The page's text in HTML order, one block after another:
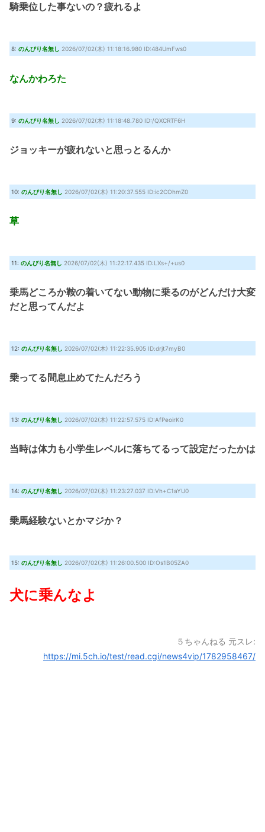
騎乗位した事ないの？疲れるよ
8: のんびり名無し 2026/07/02(木) 11:18:16.980 ID:484UmFws0
なんかわろた
9: のんびり名無し 2026/07/02(木) 11:18:48.780 ID:/QXCRTF6H
ジョッキーが疲れないと思っとるんか
10: のんびり名無し 2026/07/02(木) 11:20:37.555 ID:ic2COhmZ0
草
11: のんびり名無し 2026/07/02(木) 11:22:17.435 ID:LXs+/+us0
乗馬どころか鞍の着いてない動物に乗るのがどんだけ大変
だと思ってんだよ
12: のんびり名無し 2026/07/02(木) 11:22:35.905 ID:drjt7myB0
乗ってる間息止めてたんだろう
13: のんびり名無し 2026/07/02(木) 11:22:57.575 ID:AfPeoirK0
当時は体力も小学生レベルに落ちてるって設定だったかは
14: のんびり名無し 2026/07/02(木) 11:23:27.037 ID:Vh+C1aYU0
乗馬経験ないとかマジか？
15: のんびり名無し 2026/07/02(木) 11:26:00.500 ID:Os1B05ZA0
犬に乗んなよ
５ちゃんねる 元スレ:
https://mi.5ch.io/test/read.cgi/news4vip/1782958467/